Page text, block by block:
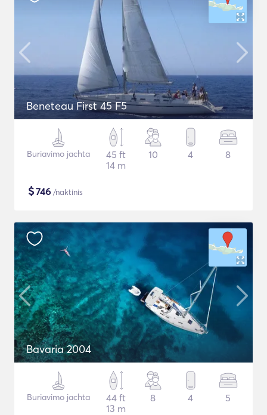
Beneteau First 45 F5
Buriavimo jachta
45 ft
14 m
10 4 8
$746 /naktinis
Bavaria 2004
Buriavimo jachta
44 ft
13 m
8 4 5